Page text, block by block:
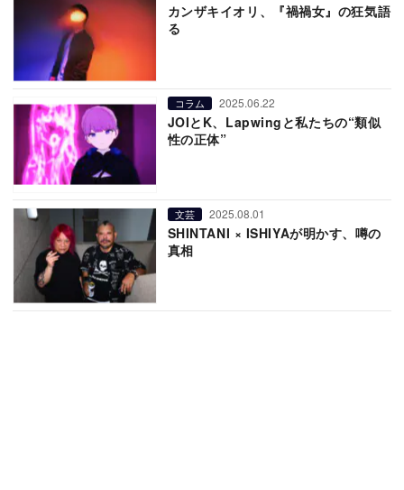
カンザキイオリ、『禍禍女』の狂気語
る
コラム 2025.06.22
JOIとK、Lapwingと私たちの“類似
性の正体”
文芸 2025.08.01
SHINTANI × ISHIYAが明かす、噂の
真相